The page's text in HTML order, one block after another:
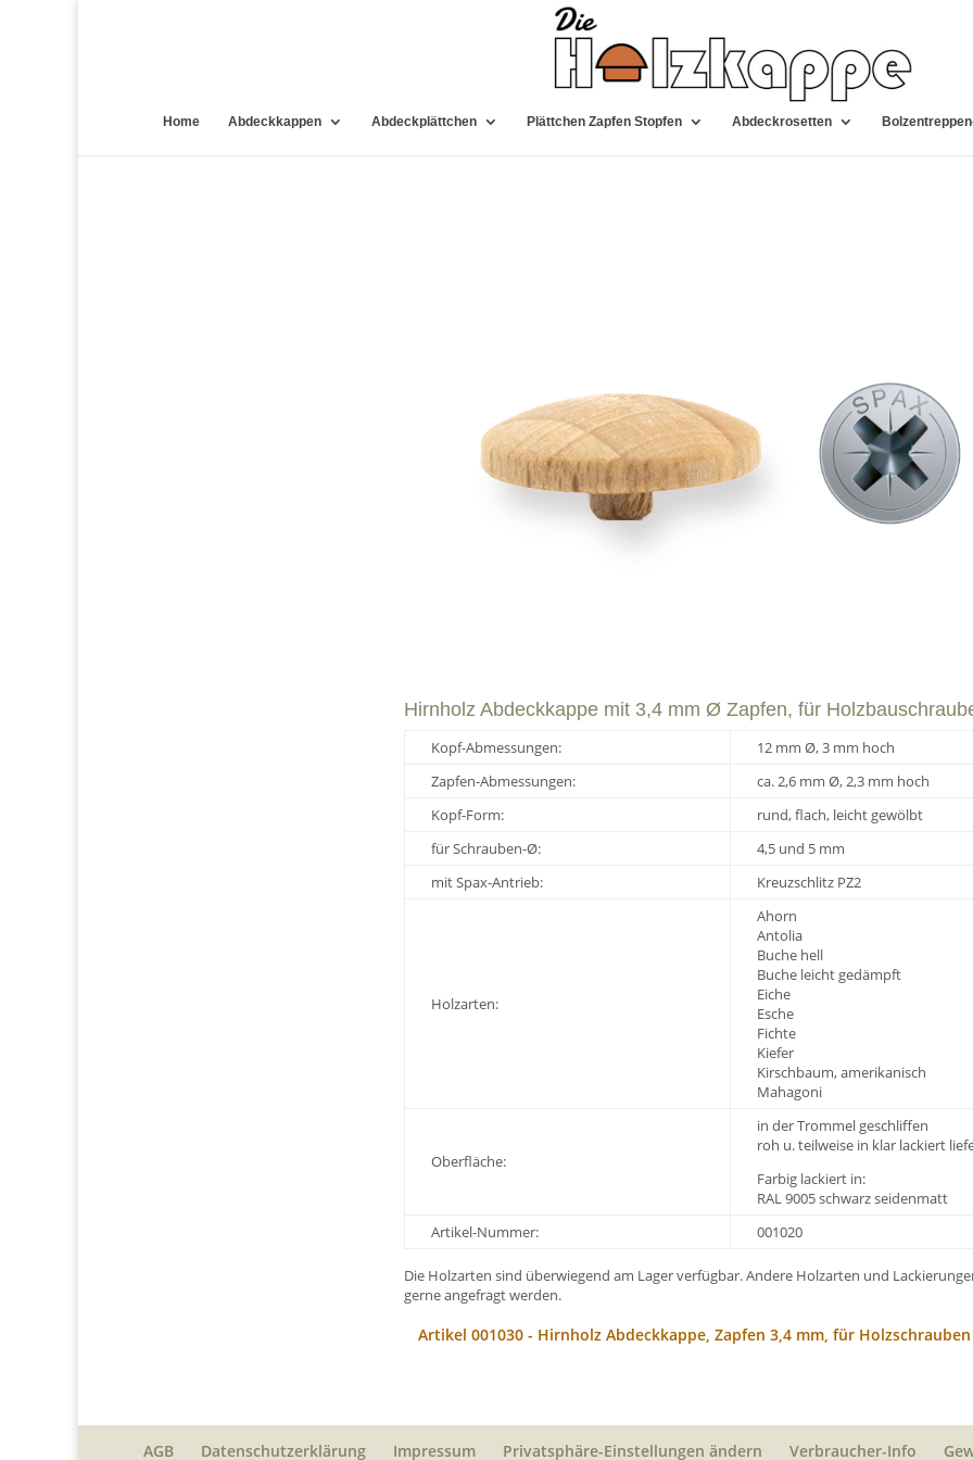
Home Abdeckkappen Abdeckplättchen Plättchen Zapfen Stopfen Abdeckrosetten
Hirnholz Abdeckkappe mit 3,4 mm Ø Zapfen, für
Kopf-Abmessungen:
12 mm Ø, 3 mm hoch
Zapfen-Abmessungen:
ca. 2,6 mm Ø, 2,3 mm hoch
Kopf-Form:
rund, flach, leicht gewölbt
für Schrauben-Ø:
4,5 und 5 mm
mit Spax-Antrieb:
Kreuzschlitz PZ2
Holzarten:
Ahorn
Antolia
Buche hell
Buche leicht gedämpft
Eiche
Esche
Fichte
Kiefer
Kirschbaum, amerikanisch
Mahagoni
Oberfläche:
in der Trommel geschliffen
roh u. teilweise in klar lackiert
Farbig lackiert in:
RAL 9005 schwarz seidenmatt
Artikel-Nummer:
001020
Die Holzarten sind überwiegend am Lager verfügbar. Andere Holzarten und
gerne angefragt werden.
Artikel 001030 - Hirnholz Abdeckkappe, Zapfen 3,4 mm, für
AGB Datenschutzerklärung Impressum Privatsphäre-Einstellungen ändern Verbraucher-Info